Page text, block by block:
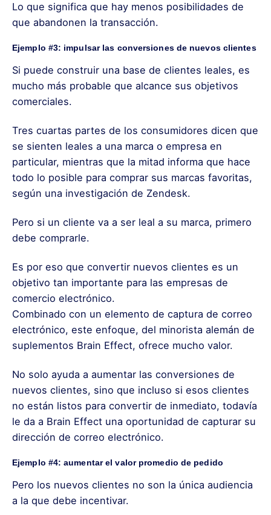
Lo que significa que hay menos posibilidades de
que abandonen la transacción.
Ejemplo #3: impulsar las conversiones de nuevos clientes
Si puede construir una base de clientes leales, es
mucho más probable que alcance sus objetivos
comerciales.
Tres cuartas partes de los consumidores dicen que
se sienten leales a una marca o empresa en
particular, mientras que la mitad informa que hace
todo lo posible para comprar sus marcas favoritas,
según una investigación de Zendesk.
Pero si un cliente va a ser leal a su marca, primero
debe comprarle.
Es por eso que convertir nuevos clientes es un
objetivo tan importante para las empresas de
comercio electrónico.
Combinado con un elemento de captura de correo
electrónico, este enfoque, del minorista alemán de
suplementos Brain Effect, ofrece mucho valor.
No solo ayuda a aumentar las conversiones de
nuevos clientes, sino que incluso si esos clientes
no están listos para convertir de inmediato, todavía
le da a Brain Effect una oportunidad de capturar su
dirección de correo electrónico.
Ejemplo #4: aumentar el valor promedio de pedido
Pero los nuevos clientes no son la única audiencia
a la que debe incentivar.